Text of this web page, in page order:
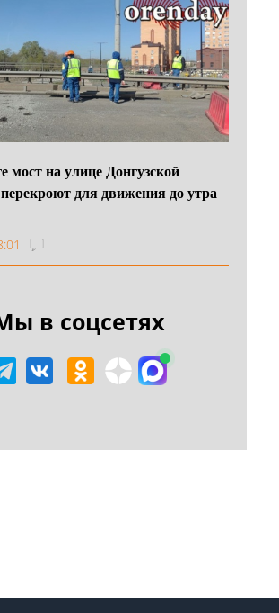
мост на улице Донгузской
для движения до утра
в соцсетях